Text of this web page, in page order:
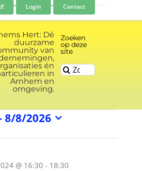
Login Contact
Hert: Dé
duurzame
van
én
in
Arnhem en
omgeving.
Zoeken
op deze
site
Zoeken
naar:
8/8/2026
@ 16:30 - 18:30